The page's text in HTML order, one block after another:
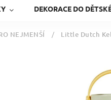
DEKORACE DO
NEJMENŠÍ / Little Dutch